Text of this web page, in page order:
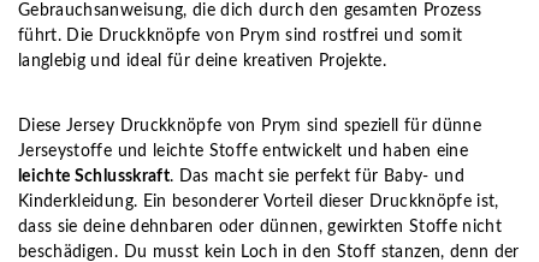
Gebrauchsanweisung, die dich durch den gesamten Prozess
führt. Die Druckknöpfe von Prym sind rostfrei und somit
langlebig und ideal für deine kreativen Projekte.
Diese Jersey Druckknöpfe von Prym sind speziell für dünne
Jerseystoffe und leichte Stoffe entwickelt und haben eine
leichte Schlusskraft. Das macht sie perfekt für Baby- und
Kinderkleidung. Ein besonderer Vorteil dieser Druckknöpfe ist,
dass sie deine dehnbaren oder dünnen, gewirkten Stoffe nicht
beschädigen. Du musst kein Loch in den Stoff stanzen, denn der